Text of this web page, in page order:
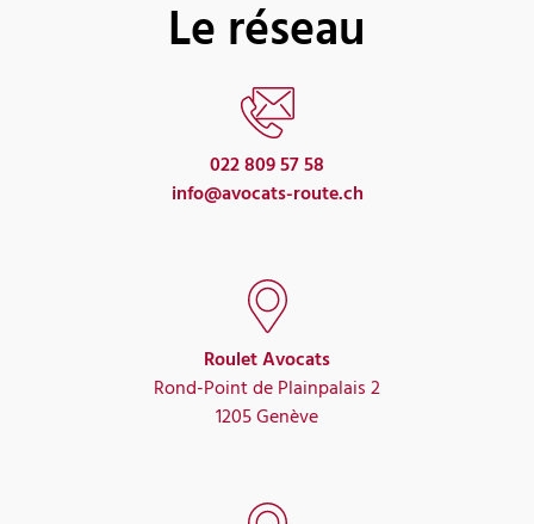
Le réseau
022 809 57 58
info@avocats-route.ch
Roulet Avocats
Rond-Point de Plainpalais 2
1205 Genève